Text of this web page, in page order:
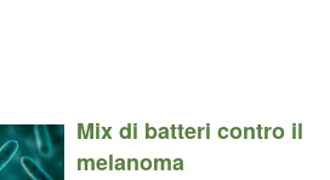
Mix di batteri contro il
melanoma